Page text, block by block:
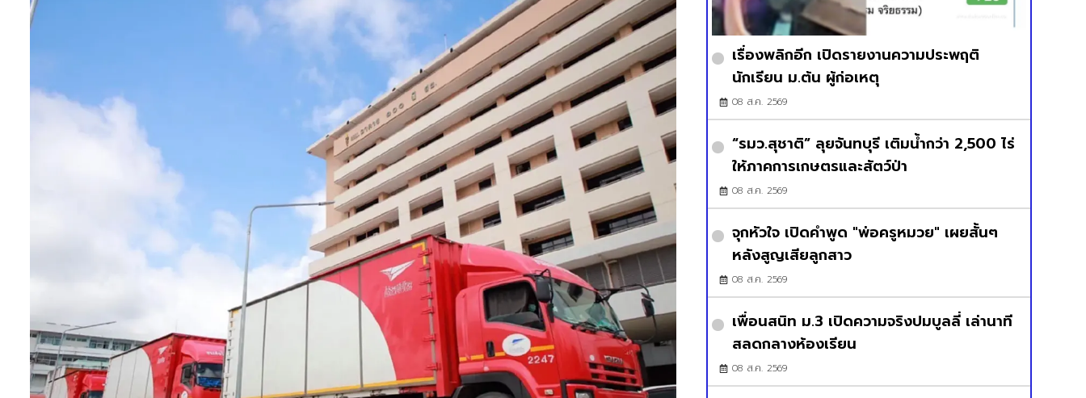
เรื่องพลิกอีก เปิดรายงานความประพฤติ
นักเรียน ม.ต้น ผู้ก่อเหตุ
08 ส.ค. 2569
“รมว.สุชาติ” ลุยจันทบุรี เติมน้ำกว่า 2,500 ไร่
ให้ภาคการเกษตรและสัตว์ป่า
08 ส.ค. 2569
จุกหัวใจ เปิดคำพูด "พ่อครูหมวย" เผยสั้นๆ
หลังสูญเสียลูกสาว
08 ส.ค. 2569
เพื่อนสนิท ม.3 เปิดความจริงปมบูลลี่ เล่านาที
สลดกลางห้องเรียน
08 ส.ค. 2569